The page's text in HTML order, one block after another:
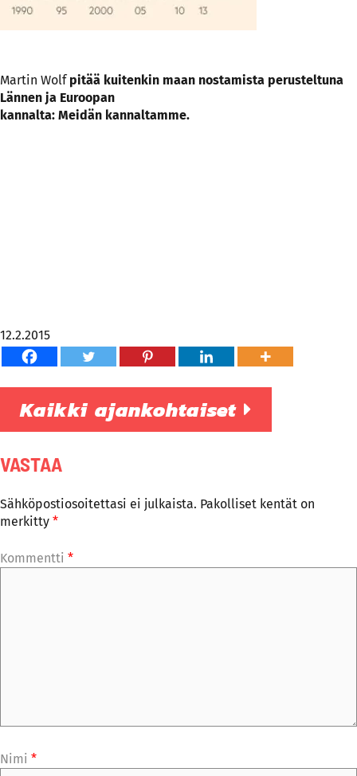
Martin Wolfpitää kuitenkin maan nostamista perusteltuna
Lännen ja Euroopan
kannalta: Meidän kannaltamme.
12.2.2015
Kaikki ajankohtaiset
VASTAA
Sähköpostiosoitettasi ei julkaista. Pakolliset kentät on
merkitty *
Kommentti *
Nimi *